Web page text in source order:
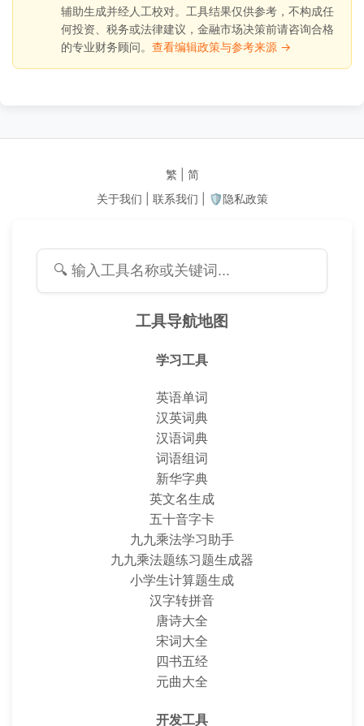
辅助生成并经人工校对。工具结果仅供参考，不构成任
何投资、税务或法律建议，金融市场决策前请咨询合格
的专业财务顾问。 查看编辑政策与参考来源 →
繁
简
关于我们
联系我们 🛡️隐私政策
工具导航地图
学习工具
英语单词
汉英词典
汉语词典
词语组词
新华字典
英文名生成
五十音字卡
九九乘法学习助手
九九乘法题练习题生成器
小学生计算题生成
汉字转拼音
唐诗大全
宋词大全
四书五经
元曲大全
开发工具